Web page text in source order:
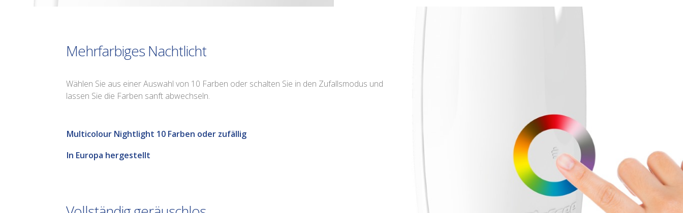
Mehrfarbiges Nachtlicht
Wählen Sie aus einer Auswahl von 10 Farben oder schalten Sie in den Zufallsmodus und
lassen Sie die Farben sanft abwechseln.
Multicolour Nightlight 10 Farben oder zufällig
In Europa hergestellt